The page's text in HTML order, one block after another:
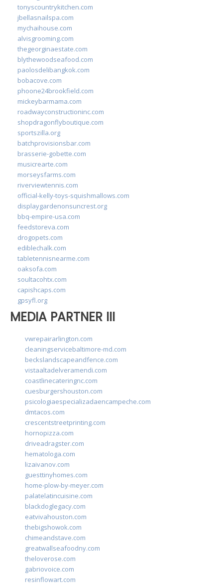
tonyscountrykitchen.com
jbellasnailspa.com
mychaihouse.com
alvisgrooming.com
thegeorginaestate.com
blythewoodseafood.com
paolosdelibangkok.com
bobacove.com
phoone24brookfield.com
mickeybarmama.com
roadwayconstructioninc.com
shopdragonflyboutique.com
sportszilla.org
batchprovisionsbar.com
brasserie-gobette.com
musicrearte.com
morseysfarms.com
riverviewtennis.com
official-kelly-toys-squishmallows.com
displaygardenonsuncrest.org
bbq-empire-usa.com
feedstoreva.com
drogopets.com
ediblechalk.com
tabletennisnearme.com
oaksofa.com
soultacohtx.com
capishcaps.com
gpsyfl.org
MEDIA PARTNER III
vwrepairarlington.com
cleaningservicebaltimore-md.com
beckslandscapeandfence.com
vistaaltadelveramendi.com
coastlinecateringnc.com
cuesburgershouston.com
psicologiaespecializadaencampeche.com
dmtacos.com
crescentstreetprinting.com
hornopizza.com
driveadragster.com
hematologa.com
lizaivanov.com
guesttinyhomes.com
home-plow-by-meyer.com
palatelatincuisine.com
blackdoglegacy.com
eatvivahouston.com
thebigshowok.com
chimeandstave.com
greatwallseafoodny.com
theloverose.com
gabriovoice.com
resinflowart.com